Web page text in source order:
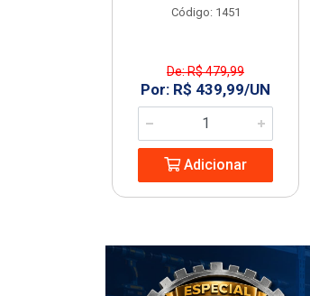
Código: 1451
De: R$ 479,99
Por: R$ 439,99/UN
Adicionar